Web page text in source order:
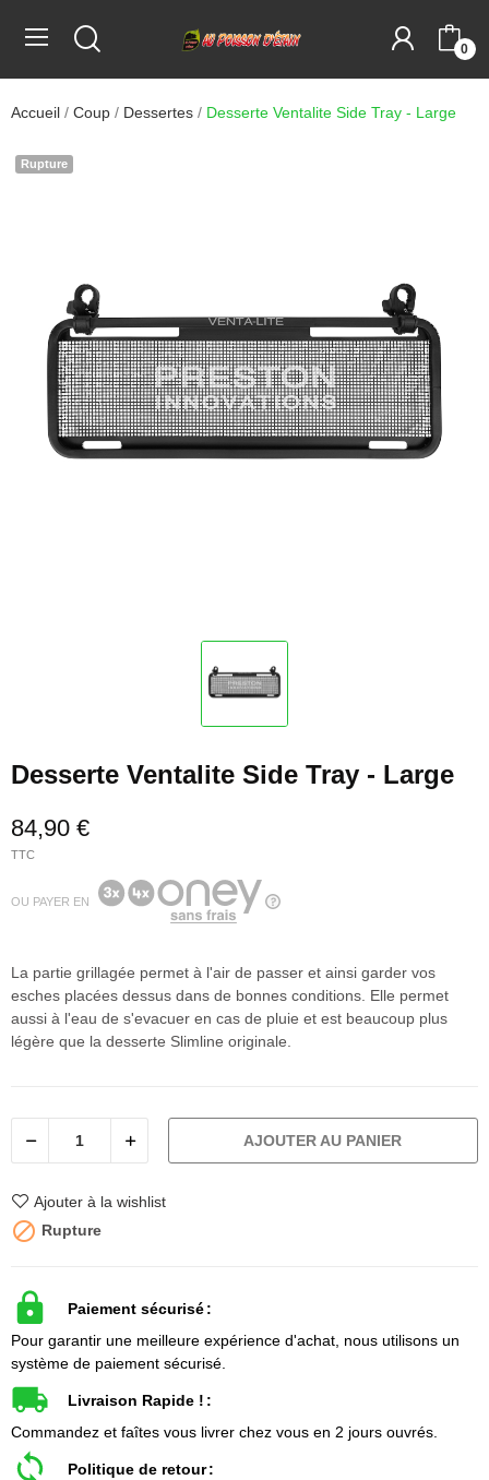
0
Accueil Coup Dessertes Desserte Ventalite Side Tray - Large
Rupture
Desserte Ventalite Side Tray - Large
84,90 €
TTC
OU PAYER EN
La partie grillagée permet à l'air de passer et ainsi garder vos
esches placées dessus dans de bonnes conditions. Elle permet
aussi à l'eau de s'evacuer en cas de pluie et est beaucoup plus
légère que la desserte Slimline originale.
AJOUTER AU PANIER
Ajouter à la wishlist
 Rupture
Paiement sécurisé
Pour garantir une meilleure expérience d'achat, nous utilisons un
système de paiement sécurisé.
Livraison Rapide !
Commandez et faîtes vous livrer chez vous en 2 jours ouvrés.
Politique de retour